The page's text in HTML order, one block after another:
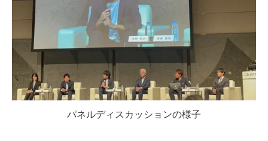
パネルディスカッションの様子